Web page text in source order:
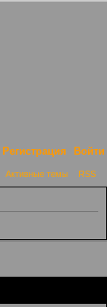
Регистрация Войти
Активные темы RSS